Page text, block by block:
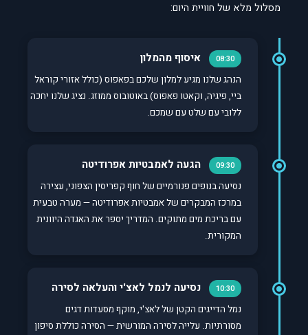
מסלול מלא של חוויית היום:
08:30 איסוף מהמלון
הנהג שלנו מגיע למלון שלכם בפאפוס (כולל אזורי קוראל
ביי, פיגיה, וקאטו פאפוס) באוטובוס ממוזג. נציג שלנו יחכה
ללובי עם שלט עם שמכם.
09:30 הגעה לאמבטיות אפרודיטה
נסיעה בנופים פנורמיים של חוף קפריסין הצפוני, עצירה
במרכז המבקרים של אמבטיות אפרודיטה — מערה טבעית
עם בריכת מים מתוקים. המדריך יספר את האגדה היוונית
המקורית.
10:30 נסיעה לנמל לאצ'י והעלאה לסירה
נמל הדייגים הקטן של לאצ'י, מוקף מסעדות דגים
מסורתיות. עלייה לסירה המורשית — הסירה כוללת סיפון